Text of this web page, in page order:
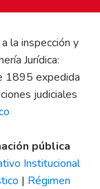
la inspección y
Jurídica:
1895 expedida
judiciales
pública
Institucional
| Régimen